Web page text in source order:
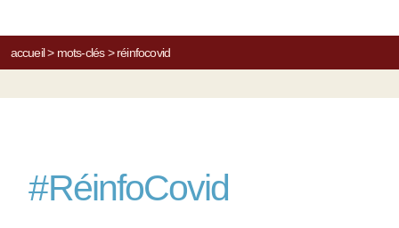
accueil> mots-clés> réinfocovid
#RéinfoCovid